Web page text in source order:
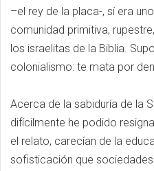
–el rey de la placa-, sí era
comunidad primitiva,
los israelitas de la Biblia.
colonialismo: te mata por
Acerca de la sabiduría de la
difícilmente he podido
el relato, carecían de la
sofisticación que